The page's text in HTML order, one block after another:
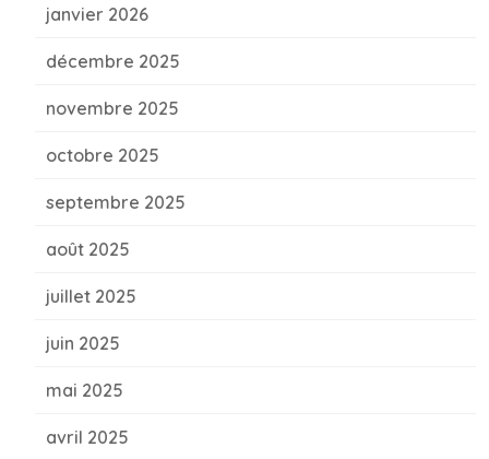
janvier 2026
décembre 2025
novembre 2025
octobre 2025
septembre 2025
août 2025
juillet 2025
juin 2025
mai 2025
avril 2025